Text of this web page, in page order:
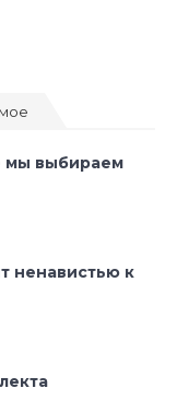
мы выбираем
ненавистью к